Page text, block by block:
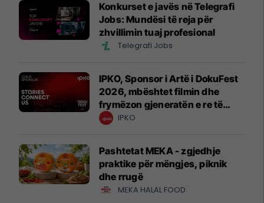
Konkurset e javës në Telegrafi
Jobs: Mundësi të reja për
zhvillimin tuaj profesional
Telegrafi Jobs
IPKO, Sponsor i Artë i DokuFest
2026, mbështet filmin dhe
frymëzon gjeneratën e re të
krijuesve
IPKO
Pashtetat MEKA - zgjedhje
praktike për mëngjes, piknik
dhe rrugë
MEKA HALAL FOOD